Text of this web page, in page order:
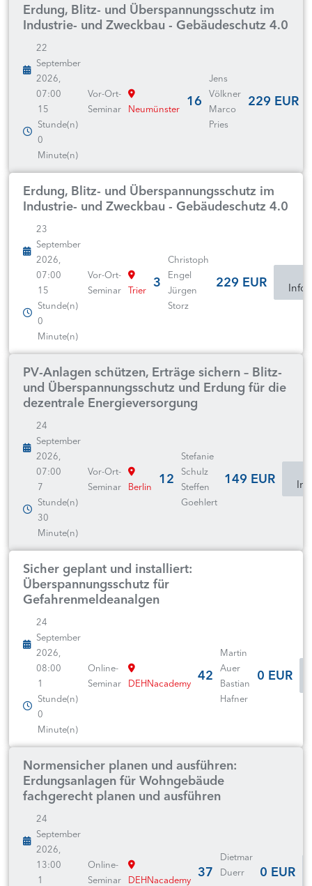
Erdung, Blitz- und Überspannungsschutz im
Industrie- und Zweckbau - Gebäudeschutz 4.0
22
September
2026,
07:00
15
Stunde(n)
0
Minute(n)
Vor-Ort-
Seminar
Neumünster 16
Jens
Völkner
Marco
Pries
229 EUR
Erdung, Blitz- und Überspannungsschutz im
Industrie- und Zweckbau - Gebäudeschutz 4.0
23
September
2026,
07:00
15
Stunde(n)
0
Minute(n)
Vor-Ort-
Seminar
Trier 3
Christoph
Engel
Jürgen
Storz
229 EUR
PV-Anlagen schützen, Erträge sichern – Blitz-
und Überspannungsschutz und Erdung für die
dezentrale Energieversorgung
24
September
2026,
07:00
7
Stunde(n)
30
Minute(n)
Vor-Ort-
Seminar
Berlin 12
Stefanie
Schulz
Steffen
Goehlert
149 EUR
Sicher geplant und installiert:
Überspannungsschutz für
Gefahrenmeldeanalgen
24
September
2026,
08:00
1
Stunde(n)
0
Minute(n)
Online-
Seminar
DEHNacademy 42
Martin
Auer
Bastian
Hafner
0 EUR
Normensicher planen und ausführen:
Erdungsanlagen für Wohngebäude
fachgerecht planen und ausführen
24
September
2026,
13:00
1
Online-
Seminar
DEHNacademy 37
Dietmar
Duerr
0 EUR